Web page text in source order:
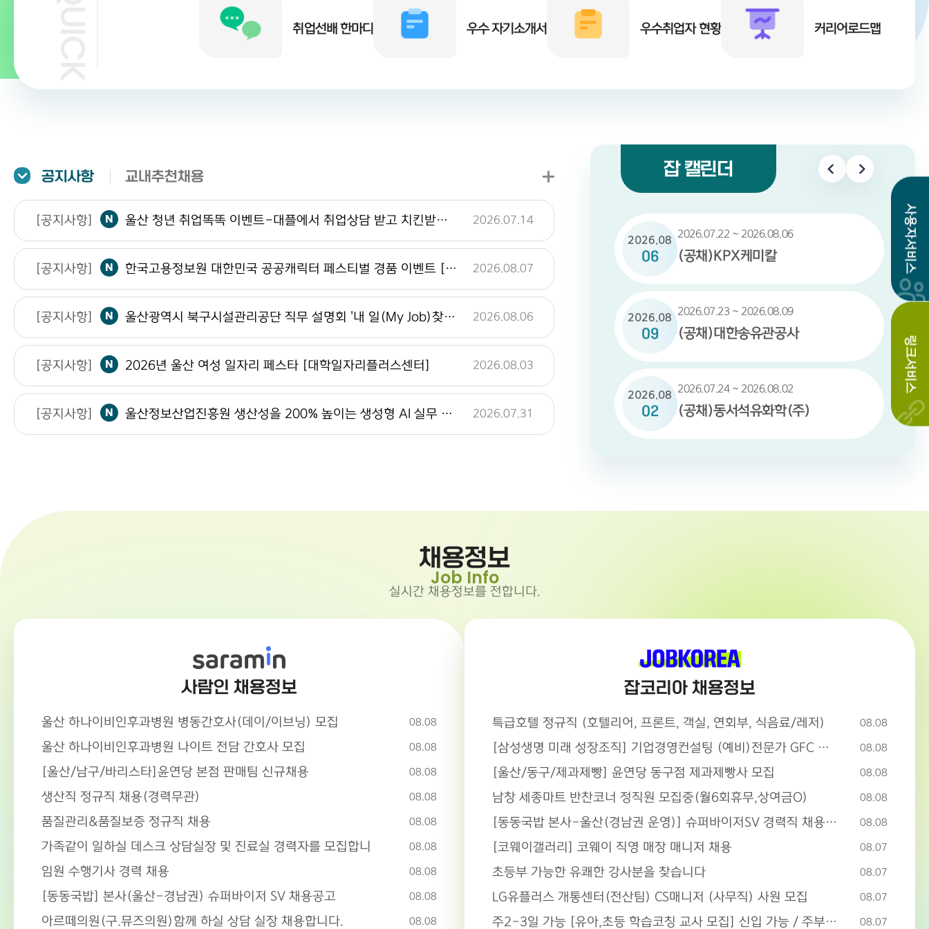
사용자서비스
링크서비스
취업선배 한마디 우수 자기소개서 우수취업자 현황 커리어로드맵
공지사항
[공지사항] 울산 청년 취업똑똑 이벤트-대플에서 취업상담 받고 치킨받자!!(선착순) [대학일자리플러스센터] 2026.07.14
[공지사항] 한국고용정보원 대한민국 공공캐릭터 페스티벌 경품 이벤트 [대학일자리플러스센터] 2026.08.07
[공지사항] 울산광역시 북구시설관리공단 직무 설명회 '내 일(My Job)찾기' [대학일자리플러스센터] 2026.08.06
[공지사항] 2026년 울산 여성 일자리 페스타 [대학일자리플러스센터] 2026.08.03
[공지사항] 울산정보산업진흥원 생산성을 200% 높이는 생성형 AI 실무 활용법 교육홍보 [대학일자리플러스센터] 2026.07.31
교내추천채용 잡 캘린더
2026.08
2026.08
02
2026.07.22 ~ 2026.08.02
2026.08
02
2026.07.22 ~ 2026.08.02
(공채)현대종합금속
2026.08
06
2026.07.22 ~ 2026.08.06
(공채)KPX케미칼
2026.08
09
2026.07.23 ~ 2026.08.09
(공채)대한송유관공사
2026.08
02
2026.07.24 ~ 2026.08.02
(공채)동서석유화학(주)
채용정보
Job Info
실시간 채용정보를 전합니다.
사람인 채용정보
울산 하나이비인후과병원 병동간호사(데이/이브닝) 모집 08.08
울산 하나이비인후과병원 나이트 전담 간호사 모집 08.08
[울산/남구/바리스타]윤연당 본점 판매팀 신규채용 08.08
생산직 정규직 채용(경력무관) 08.08
품질관리&품질보증 정규직 채용 08.08
가족같이 일하실 데스크 상담실장 및 진료실 경력자를 모집합니 08.08
임원 수행기사 경력 채용 08.08
[동동국밥] 본사(울산-경남권) 슈퍼바이저 SV 채용공고 08.08
아르떼의원(구.뮤즈의원)함께 하실 상담 실장 채용합니다. 08.08
잡코리아 채용정보
특급호텔 정규직 (호텔리어, 프론트, 객실, 연회부, 식음료/레저) 08.08
[삼성생명 미래 성장조직] 기업경영컨설팅 (예비)전문가 GFC 모집 08.08
[울산/동구/제과제빵] 윤연당 동구점 제과제빵사 모집 08.08
남창 세종마트 반찬코너 정직원 모집중(월6회휴무,상여금O) 08.08
[동동국밥 본사-울산(경남권 운영)] 슈퍼바이저SV 경력직 채용공고 08.08
[코웨이갤러리] 코웨이 직영 매장 매니저 채용 08.07
초등부 가능한 유쾌한 강사분을 찾습니다 08.07
LG유플러스 개통센터(전산팀) CS매니저 (사무직) 사원 모집 08.07
주2-3일 가능 [유아,초등 학습코칭 교사 모집] 신입 가능 / 주부 가능 08.07